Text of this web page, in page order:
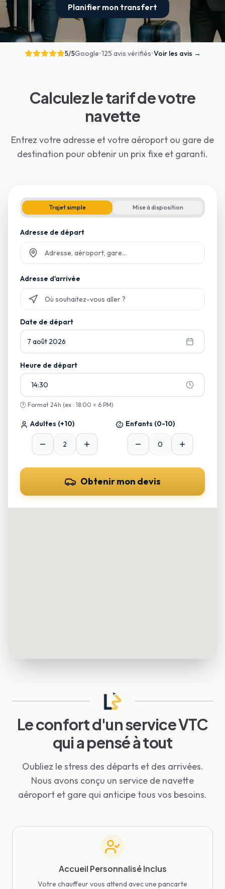
Planifier mon transfert
5/5Google•125 avis vérifiés•Voir les avis →
Calculez le tarif de votre
navette
Entrez votre adresse et votre aéroport ou gare de
destination pour obtenir un prix fixe et garanti.
Trajet simple Mise à disposition
Adresse de départ
Adresse d'arrivée
Date de départ
7 août 2026
Heure de départ
14:30
🕐 Format 24h (ex : 18:00 = 6 PM)
Adultes (+10) Enfants (0-10)
Obtenir mon devis
Le confort d'un service VTC
qui a pensé à tout
Oubliez le stress des départs et des arrivées.
Nous avons conçu un service de navette
aéroport et gare qui anticipe tous vos besoins.
Accueil Personnalisé Inclus
Votre chauffeur vous attend avec une pancarte